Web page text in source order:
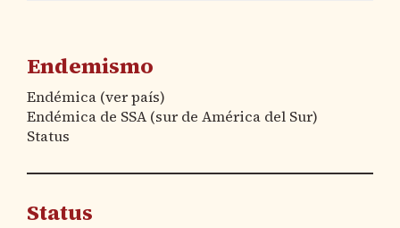
Endemismo
Endémica (ver país)
Endémica de SSA (sur de América del Sur)
Status
Status